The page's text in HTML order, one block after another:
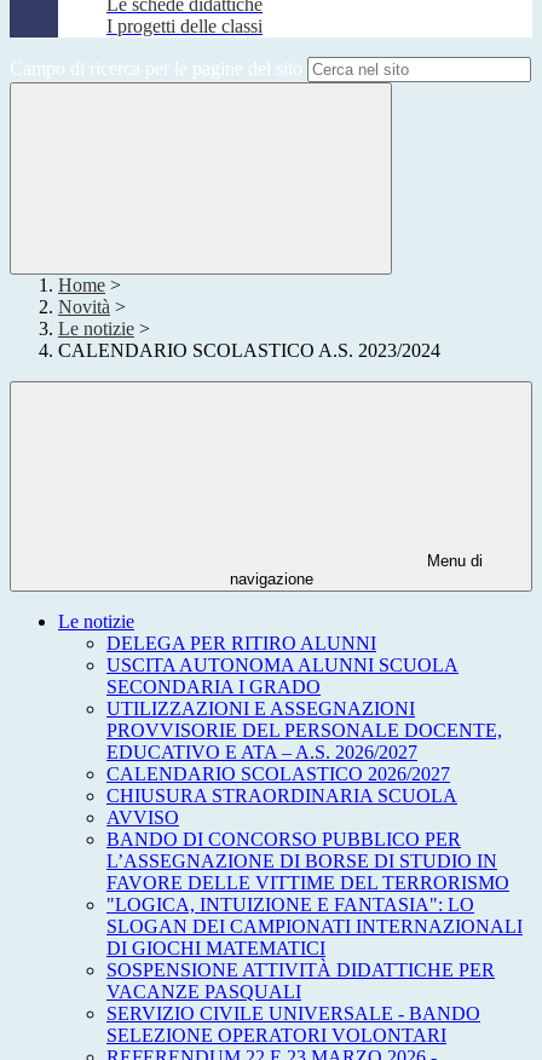
Le schede didattiche
I progetti delle classi
Campo di ricerca per le pagine del sito
Home >
Novità >
Le notizie >
CALENDARIO SCOLASTICO A.S. 2023/2024
Menu di
navigazione
Le notizie
DELEGA PER RITIRO ALUNNI
USCITA AUTONOMA ALUNNI SCUOLA
SECONDARIA I GRADO
UTILIZZAZIONI E ASSEGNAZIONI
PROVVISORIE DEL PERSONALE DOCENTE,
EDUCATIVO E ATA – A.S. 2026/2027
CALENDARIO SCOLASTICO 2026/2027
CHIUSURA STRAORDINARIA SCUOLA
AVVISO
BANDO DI CONCORSO PUBBLICO PER
L’ASSEGNAZIONE DI BORSE DI STUDIO IN
FAVORE DELLE VITTIME DEL TERRORISMO
"LOGICA, INTUIZIONE E FANTASIA": LO
SLOGAN DEI CAMPIONATI INTERNAZIONALI
DI GIOCHI MATEMATICI
SOSPENSIONE ATTIVITÀ DIDATTICHE PER
VACANZE PASQUALI
SERVIZIO CIVILE UNIVERSALE - BANDO
SELEZIONE OPERATORI VOLONTARI